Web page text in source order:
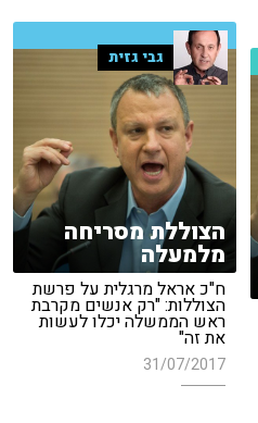
גבי גזית
הצוללת מסריחה
מלמעלה
ח"כ אראל מרגלית על פרשת
הצוללות: "רק אנשים מקרבת
ראש הממשלה יכלו לעשות
את זה"
31/07/2017